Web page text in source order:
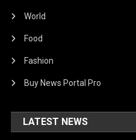
World
Food
Fashion
Buy News Portal Pro
LATEST NEWS